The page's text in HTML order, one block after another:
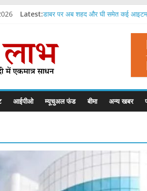
Latest:डाबर पर अब शहद और घी समेत कई
ऑरेंज इकोनॉमी में बड़ा कदम: ग्रेडिएंट
एचडीएफसी बैंक का आज एजीएम, फंड
स्मॉल फाइनेंस बैंकों को अब ब्याज दर की
आईपीओ म्यूचुअल फंड बीमा अन्य खबर